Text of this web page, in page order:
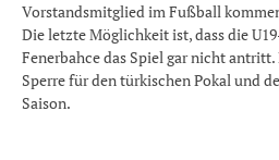
Vorstandsmitglied im Fußball
Die letzte Möglichkeit ist, dass die
Fenerbahce das Spiel gar nicht
Sperre für den türkischen Pokal und
Saison.